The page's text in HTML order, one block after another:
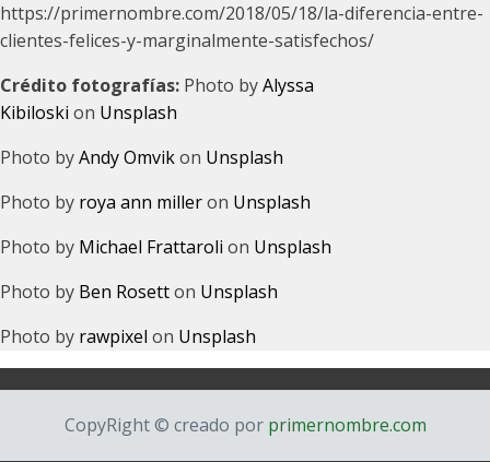
https://primernombre.com/2018/05/18/la-diferencia-entre-
clientes-felices-y-marginalmente-satisfechos/
Crédito fotografías: Photo byAlyssa
Kibiloski on Unsplash
Photo byAndy Omvikon Unsplash
Photo by roya ann milleron Unsplash
Photo by Michael Frattaroli on Unsplash
Photo by Ben Rosetton Unsplash
Photo by rawpixel on Unsplash
CopyRight © creado porprimernombre.com